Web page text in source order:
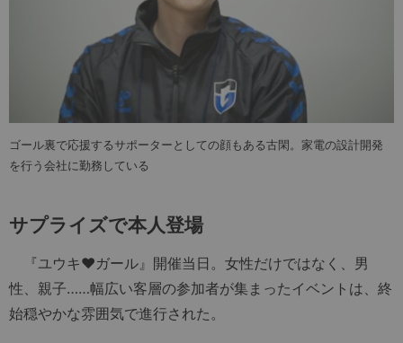
ゴール裏で応援するサポーターとしての顔もある古閑。家電の設計開発
を行う会社に勤務している
サプライズで本人登場
『ユウキ♥ガール』開催当日。女性だけではなく、男
性、親子……幅広い客層の参加者が集まったイベントは、終
始穏やかな雰囲気で進行された。